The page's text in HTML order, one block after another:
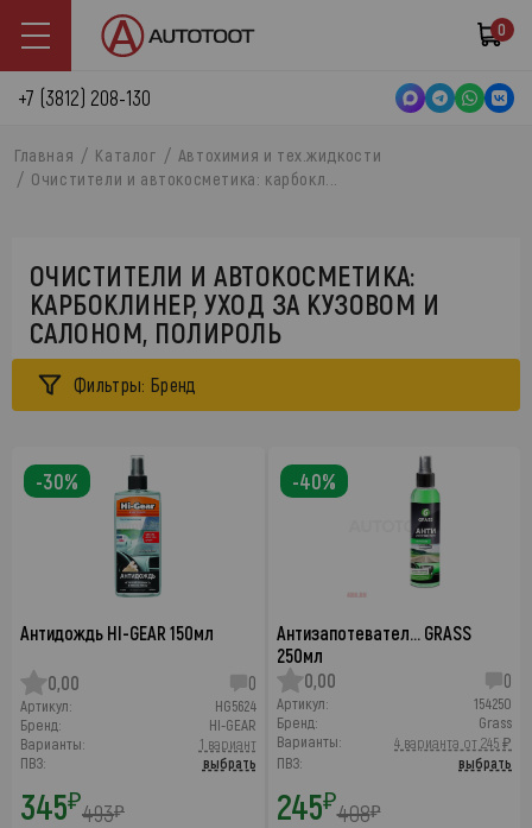
0
+7 (3812) 208-130
Главная Каталог
Автохимия и тех.жидкости
Очистители и автокосметика: карбокл...
ОЧИСТИТЕЛИ И АВТОКОСМЕТИКА:
КАРБОКЛИНЕР, УХОД ЗА КУЗОВОМ И
САЛОНОМ, ПОЛИРОЛЬ
Фильтры: Бренд
Антидождь HI-GEAR 150мл
0,00 0
Артикул:
HG5624
Бренд:
HI-GEAR
Варианты:
1 вариант
ПВЗ:
выбрать
345₽493₽
-30%
Антизапотевател… GRASS
250мл
0,00
0
Артикул:
154250
Бренд:
Grass
Варианты:
4 варианта от 245 ₽
ПВЗ:
выбрать
245₽408₽
-40%